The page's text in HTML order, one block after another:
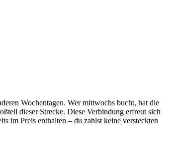
Wochentagen. Wer mittwochs bucht, hat die
dieser Strecke. Diese Verbindung erfreut sich
im Preis enthalten – du zahlst keine versteckten